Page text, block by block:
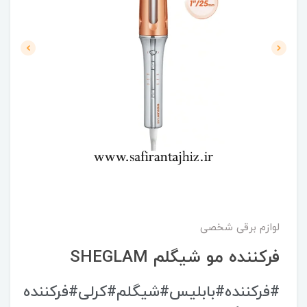
لوازم برقی شخصی
فرکننده مو شیگلم SHEGLAM
#فرکننده#بابلیس#شیگلم#کرلی#فرکننده